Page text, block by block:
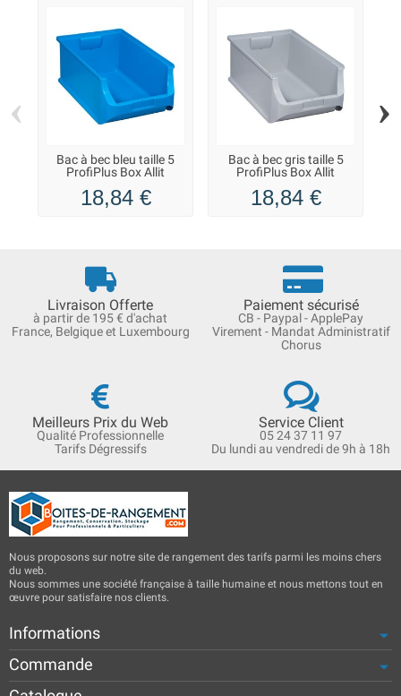
Bac à bec bleu taille 5
ProfiPlus Box Allit
18,84 €
Bac à bec gris taille 5
ProfiPlus Box Allit
18,84 €
‹ ›
Livraison Offerte
à partir de 195 € d'achat
France, Belgique et Luxembourg
Paiement sécurisé
CB - Paypal - ApplePay
Virement - Mandat Administratif
Chorus
Meilleurs Prix du Web
Qualité Professionnelle
Tarifs Dégressifs
Service Client
05 24 37 11 97
Du lundi au vendredi de 9h à 18h
Nous proposons sur notre site de rangement des tarifs parmi les moins chers
du web.
Nous sommes une société française à taille humaine et nous mettons tout en
œuvre pour satisfaire nos clients.
Informations
Commande